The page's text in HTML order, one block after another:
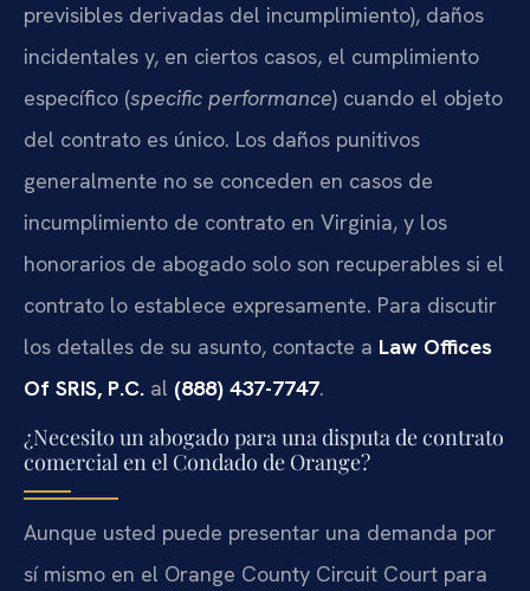
previsibles derivadas del incumplimiento), daños
incidentales y, en ciertos casos, el cumplimiento
específico (specific performance) cuando el objeto
del contrato es único. Los daños punitivos
generalmente no se conceden en casos de
incumplimiento de contrato en Virginia, y los
honorarios de abogado solo son recuperables si el
contrato lo establece expresamente. Para discutir
los detalles de su asunto, contacte a Law Offices
Of SRIS, P.C. al (888) 437-7747.
¿Necesito un abogado para una disputa de contrato
comercial en el Condado de Orange?
Aunque usted puede presentar una demanda por
sí mismo en el Orange County Circuit Court para